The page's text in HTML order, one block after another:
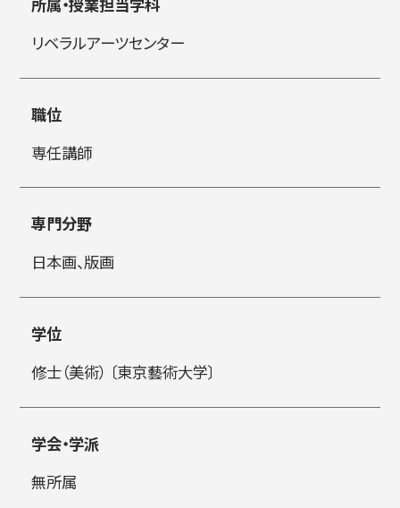
卒業生の方
リベラルアーツセンター
職位
専任講師
専門分野
日本画、版画
学位
修士（美術） 〔東京藝術大学〕
学会・学派
無所属